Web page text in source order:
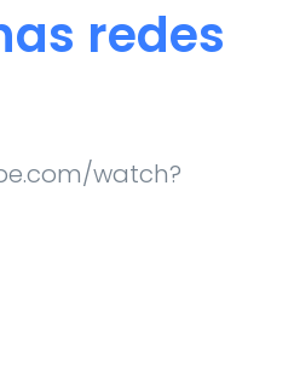
redes
watch?